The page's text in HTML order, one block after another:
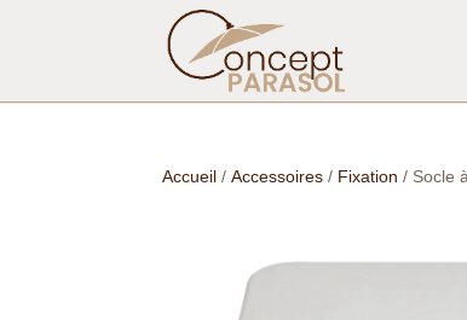
Accueil /Accessoires / Fixation / Socle